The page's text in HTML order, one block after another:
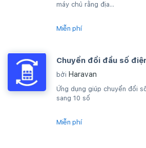
máy chủ rằng địa...
Miễn phí
Chuyển đổi đầu số
bởi Haravan
Ứng dụng giúp chuyển đổi
sang 10 số
Miễn phí